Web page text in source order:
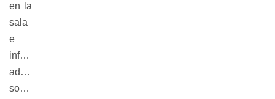
en la
sala
e
información
adicional
sobre